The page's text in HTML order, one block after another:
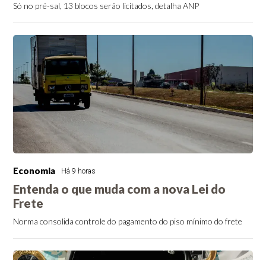
Só no pré-sal, 13 blocos serão licitados, detalha ANP
Economia Há 9 horas
Entenda o que muda com a nova Lei do
Frete
Norma consolida controle do pagamento do piso mínimo do frete